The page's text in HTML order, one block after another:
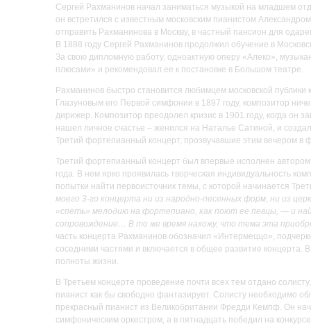
Сергей Рахманинов начал заниматься музыкой на младшем
он встретился с известным московским пианистом
отправить Рахманинова в Москву, в частный пансион для
В 1888 году Сергей Рахманинов продолжил обучение в
За свою дипломную работу, одноактную оперу «Алеко»,
плюсами» и рекомендовал ее к постановке в Большом театре.
Рахманинов быстро становится любимцем московской
Глазуновым его Первой симфонии в 1897 году, композитор
дирижер. Композитор преодолел кризис в 1901 году, когда
нашел личное счастье – женился на Наталье Сатиной, и
Третий фортепианный концерт, прозвучавшие этим вечером в
Третий фортепианный концерт был впервые исполнен
года. В нем ярко проявилась творческая индивидуальность
попытки найти первоисточник темы, с которой начинается
моего 3-го концерта ни из народно-песенных форм, ни из
«спеть» мелодию на фортепиано, как поют ее певцы, — и
сопровождение… В то же время нахожу, что тема эта
часть концерта Рахманинов обозначил «Интермеццо»,
соседними частями и включается в общее развитие концерта.
полноты жизни.
В Третьем концерте проведение почти всех тем отдано
пианист как бы свободно фантазирует. Солисту необходимо
прекрасный пианист из Великобритании Фредди Кемпф. Он
симфоническим оркестром, а в пятнадцать победил на